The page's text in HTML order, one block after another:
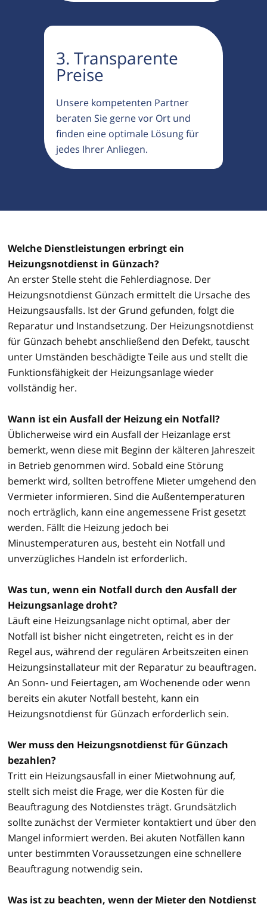
3. Transparente
Preise
Unsere kompetenten Partner
beraten Sie gerne vor Ort und
finden eine optimale Lösung für
jedes Ihrer Anliegen.
Welche Dienstleistungen erbringt ein
Heizungsnotdienst in Günzach?
An erster Stelle steht die Fehlerdiagnose. Der
Heizungsnotdienst Günzach ermittelt die Ursache des
Heizungsausfalls. Ist der Grund gefunden, folgt die
Reparatur und Instandsetzung. Der Heizungsnotdienst
für Günzach behebt anschließend den Defekt, tauscht
unter Umständen beschädigte Teile aus und stellt die
Funktionsfähigkeit der Heizungsanlage wieder
vollständig her.
Wann ist ein Ausfall der Heizung ein Notfall?
Üblicherweise wird ein Ausfall der Heizanlage erst
bemerkt, wenn diese mit Beginn der kälteren Jahreszeit
in Betrieb genommen wird. Sobald eine Störung
bemerkt wird, sollten betroffene Mieter umgehend den
Vermieter informieren. Sind die Außentemperaturen
noch erträglich, kann eine angemessene Frist gesetzt
werden. Fällt die Heizung jedoch bei
Minustemperaturen aus, besteht ein Notfall und
unverzügliches Handeln ist erforderlich.
Was tun, wenn ein Notfall durch den Ausfall der
Heizungsanlage droht?
Läuft eine Heizungsanlage nicht optimal, aber der
Notfall ist bisher nicht eingetreten, reicht es in der
Regel aus, während der regulären Arbeitszeiten einen
Heizungsinstallateur mit der Reparatur zu beauftragen.
An Sonn- und Feiertagen, am Wochenende oder wenn
bereits ein akuter Notfall besteht, kann ein
Heizungsnotdienst für Günzach erforderlich sein.
Wer muss den Heizungsnotdienst für Günzach
bezahlen?
Tritt ein Heizungsausfall in einer Mietwohnung auf,
stellt sich meist die Frage, wer die Kosten für die
Beauftragung des Notdienstes trägt. Grundsätzlich
sollte zunächst der Vermieter kontaktiert und über den
Mangel informiert werden. Bei akuten Notfällen kann
unter bestimmten Voraussetzungen eine schnellere
Beauftragung notwendig sein.
Was ist zu beachten, wenn der Mieter den Notdienst